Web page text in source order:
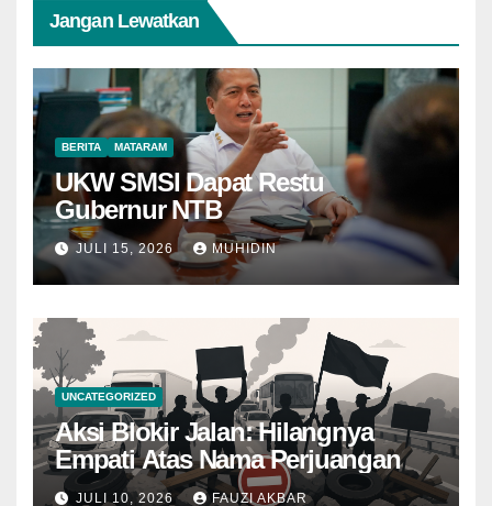
Jangan Lewatkan
BERITA MATARAM
UKW SMSI Dapat Restu
Gubernur NTB
JULI 15, 2026 MUHIDIN
UNCATEGORIZED
Aksi Blokir Jalan: Hilangnya
Empati Atas Nama Perjuangan
JULI 10, 2026 FAUZI AKBAR